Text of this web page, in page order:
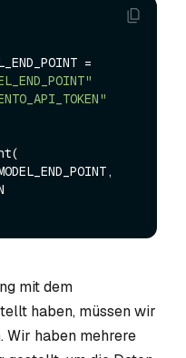
mit dem
haben, müssen wir
Wir haben mehrere